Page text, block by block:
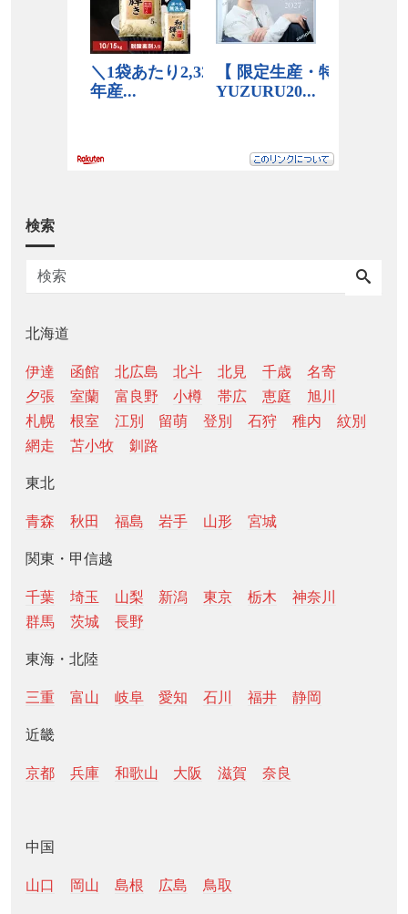
検索
北海道
伊達 函館 北広島 北斗 北見 千歳
名寄
夕張
室蘭 富良野 小樽 帯広 恵庭
旭川
札幌
根室 江別 留萌 登別 石狩 稚内
紋別
網走
苫小牧 釧路
東北
青森 秋田 福島 岩手 山形 宮城
関東・甲信越
千葉 埼玉 山梨 新潟 東京 栃木
神奈川
群馬
茨城 長野
東海・北陸
三重 富山 岐阜 愛知 石川 福井 静岡
近畿
京都 兵庫 和歌山 大阪 滋賀 奈良
中国
山口 岡山 島根 広島 鳥取